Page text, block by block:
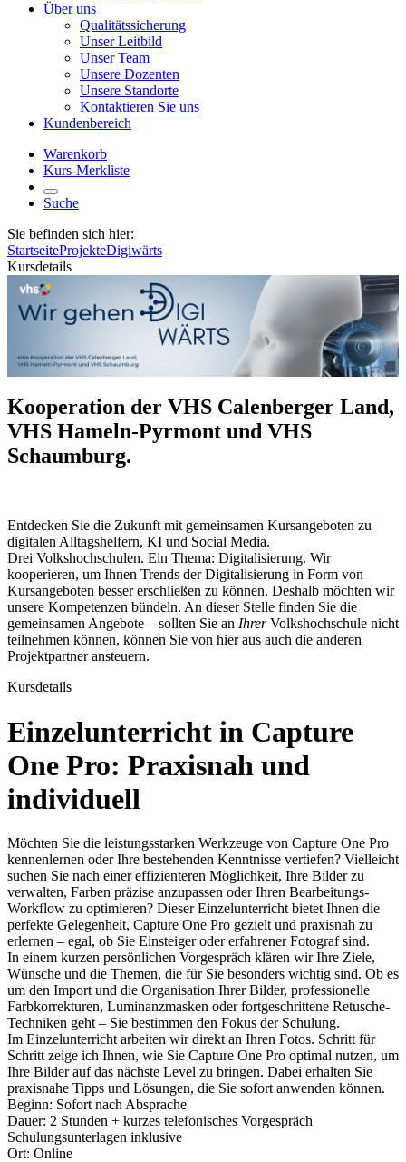
Über uns
Qualitätssicherung
Unser Leitbild
Unser Team
Unsere Dozenten
Unsere Standorte
Kontaktieren Sie uns
Kundenbereich
Warenkorb
Kurs-Merkliste
Suche
Sie befinden sich hier:
StartseiteProjekteDigiwärts
Kursdetails
Kooperation der VHS Calenberger Land,
VHS Hameln-Pyrmont und VHS
Schaumburg.
Entdecken Sie die Zukunft mit gemeinsamen Kursangeboten zu
digitalen Alltagshelfern, KI und Social Media.
Drei Volkshochschulen. Ein Thema: Digitalisierung. Wir
kooperieren, um Ihnen Trends der Digitalisierung in Form von
Kursangeboten besser erschließen zu können. Deshalb möchten wir
unsere Kompetenzen bündeln. An dieser Stelle finden Sie die
gemeinsamen Angebote – sollten Sie an IhrerVolkshochschule nicht
teilnehmen können, können Sie von hier aus auch die anderen
Projektpartner ansteuern.
Kursdetails
Einzelunterricht in Capture
One Pro: Praxisnah und
individuell
Möchten Sie die leistungsstarken Werkzeuge von Capture One Pro
kennenlernen oder Ihre bestehenden Kenntnisse vertiefen? Vielleicht
suchen Sie nach einer effizienteren Möglichkeit, Ihre Bilder zu
verwalten, Farben präzise anzupassen oder Ihren Bearbeitungs-
Workflow zu optimieren? Dieser Einzelunterricht bietet Ihnen die
perfekte Gelegenheit, Capture One Pro gezielt und praxisnah zu
erlernen – egal, ob Sie Einsteiger oder erfahrener Fotograf sind.
In einem kurzen persönlichen Vorgespräch klären wir Ihre Ziele,
Wünsche und die Themen, die für Sie besonders wichtig sind. Ob es
um den Import und die Organisation Ihrer Bilder, professionelle
Farbkorrekturen, Luminanzmasken oder fortgeschrittene Retusche-
Techniken geht – Sie bestimmen den Fokus der Schulung.
Im Einzelunterricht arbeiten wir direkt an Ihren Fotos. Schritt für
Schritt zeige ich Ihnen, wie Sie Capture One Pro optimal nutzen, um
Ihre Bilder auf das nächste Level zu bringen. Dabei erhalten Sie
praxisnahe Tipps und Lösungen, die Sie sofort anwenden können.
Beginn: Sofort nach Absprache
Dauer: 2 Stunden + kurzes telefonisches Vorgespräch
Schulungsunterlagen inklusive
Ort: Online